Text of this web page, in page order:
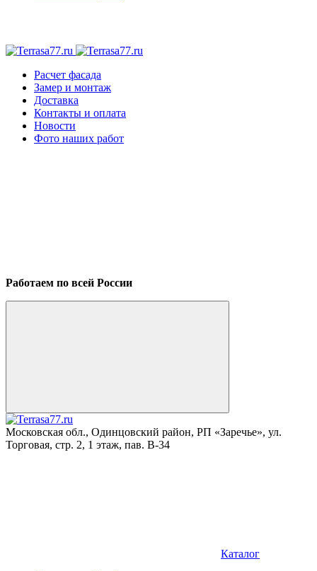
Расчет фасада
Замер и монтаж
Доставка
Контакты и оплата
Новости
Фото наших работ
Работаем по всей России
Московская обл., Одинцовский район, РП «Заречье», ул.
Торговая, стр. 2, 1 этаж, пав. B-34
Каталог